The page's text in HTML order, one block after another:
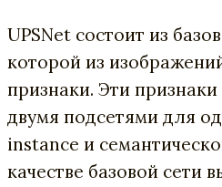
UPSNet состоит из
которой из
признаки. Эти
двумя подсетями для
instance и
качестве базовой сети